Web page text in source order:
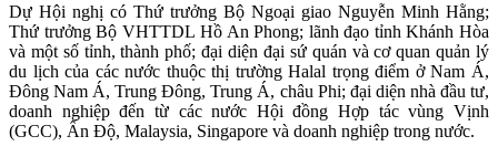
Dự Hội nghị có Thứ trưởng Bộ Ngoại giao Nguyễn Minh Hằng;
Thứ trưởng Bộ VHTTDLHồ An Phong; lãnh đạo tỉnh Khánh Hòa
và một số tỉnh, thành phố; đại diện đại sứ quán và cơ quan quản lý
du lịch của các nước thuộc thị trường Halal trọng điểm ở Nam Á,
Đông Nam Á, Trung Đông, Trung Á, châu Phi; đại diện nhà đầu tư,
doanh nghiệp đến từ các nước Hội đồng Hợp tác vùng Vịnh
(GCC), Ấn Độ, Malaysia, Singapore và doanh nghiệp trong nước.